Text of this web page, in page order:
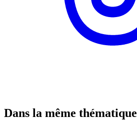
Dans la même thématique